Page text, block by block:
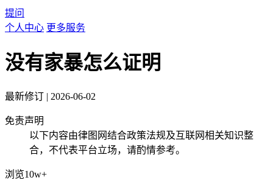
提问
个人中心 更多服务
没有家暴怎么证明
最新修订 | 2026-06-02
免责声明
以下内容由律图网结合政策法规及互联网相关知识整
合，不代表平台立场，请酌情参考。
浏览10w+